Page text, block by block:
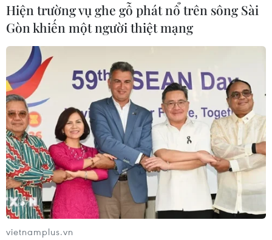
Hiện trường vụ ghe gỗ phát nổ trên sông Sài
Gòn khiến một người thiệt mạng
vietnamplus.vn